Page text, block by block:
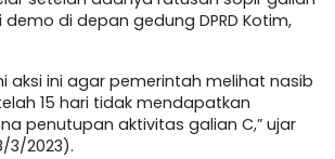
demo di depan gedung DPRD Kotim,
aksi ini agar pemerintah melihat nasib
15 hari tidak mendapatkan
penutupan aktivitas galian C,” ujar
3/2023).